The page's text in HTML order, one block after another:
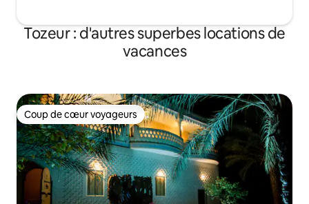
Tozeur : d'autres superbes locations de
vacances
Coup de cœur voyageurs
Coup de cœur voyageurs